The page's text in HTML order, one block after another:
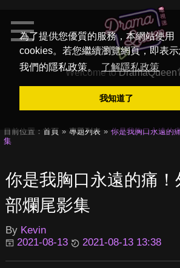
為了提供您優質的服務，本網站使用
cookies。若您繼續瀏覽網頁，即表
我們的隱私政策。
了解隱私政策
我知道了
Welcome toDramaQueen
目前位置： 首頁 專題列表
你是我胸口永遠的
集
你是我胸口永遠的痛
部爛尾影集
By Kevin
2021-08-13
2021-08-13 13:38